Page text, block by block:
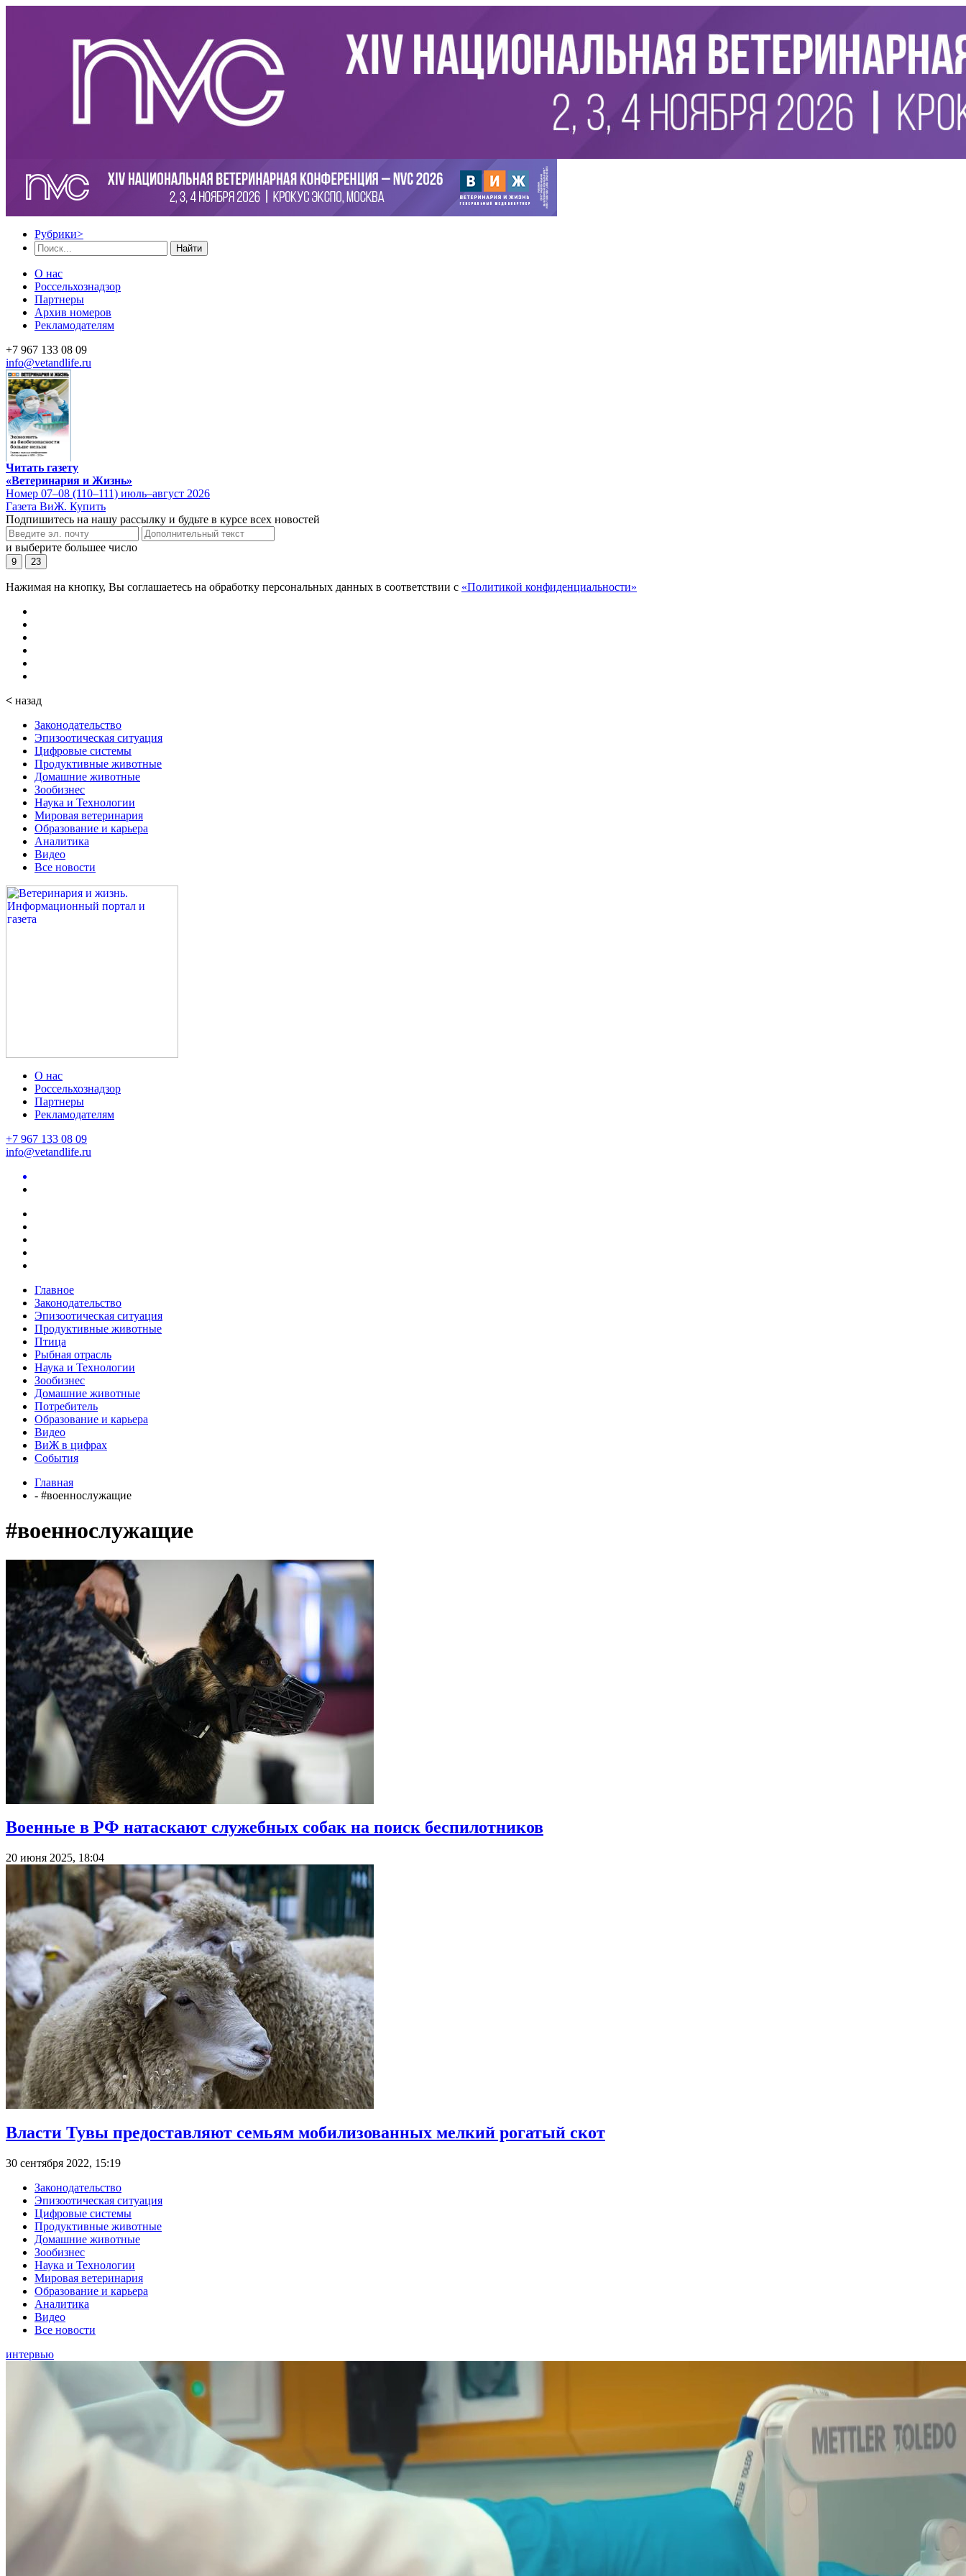
Рубрики>
Найти
О нас
Россельхознадзор
Партнеры
Архив номеров
Рекламодателям
+7 967 133 08 09
info@vetandlife.ru
Читать газету
«Ветеринария и Жизнь»
Номер 07–08 (110–111) июль–август 2026
Газета ВиЖ. Купить
Подпишитесь на нашу рассылку и будьте в курсе всех новостей
и выберите большее число
9 23
Нажимая на кнопку, Вы соглашаетесь на обработку персональных данных в соответствии с «Политикой конфиденциальности»
< назад
Законодательство
Эпизоотическая ситуация
Цифровые системы
Продуктивные животные
Домашние животные
Зообизнес
Наука и Технологии
Мировая ветеринария
Образование и карьера
Аналитика
Видео
Все новости
О нас
Россельхознадзор
Партнеры
Рекламодателям
+7 967 133 08 09
info@vetandlife.ru
Главное
Законодательство
Эпизоотическая ситуация
Продуктивные животные
Птица
Рыбная отрасль
Наука и Технологии
Зообизнес
Домашние животные
Потребитель
Образование и карьера
Видео
ВиЖ в цифрах
События
Главная
- #военнослужащие
#военнослужащие
Военные в РФ натаскают служебных собак на поиск беспилотников
20 июня 2025, 18:04
Власти Тувы предоставляют семьям мобилизованных мелкий рогатый скот
30 сентября 2022, 15:19
Законодательство
Эпизоотическая ситуация
Цифровые системы
Продуктивные животные
Домашние животные
Зообизнес
Наука и Технологии
Мировая ветеринария
Образование и карьера
Аналитика
Видео
Все новости
интервью